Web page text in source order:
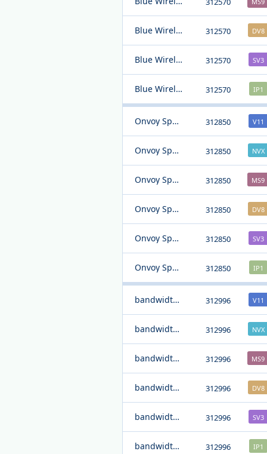
Blue Wireless 312570 DV8
Blue Wireless 312570 SV3
Blue Wireless 312570 IP1
Onvoy Spectrum LLC 312850 V11
Onvoy Spectrum LLC 312850 NVX
Onvoy Spectrum LLC 312850 MS9
Onvoy Spectrum LLC 312850 DV8
Onvoy Spectrum LLC 312850 SV3
Onvoy Spectrum LLC 312850 IP1
bandwidth.com 312996 V11
bandwidth.com 312996 NVX
bandwidth.com 312996 MS9
bandwidth.com 312996 DV8
bandwidth.com 312996 SV3
bandwidth.com 312996 IP1